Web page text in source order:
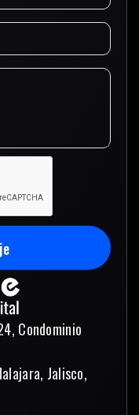
Condominio
Jalisco,